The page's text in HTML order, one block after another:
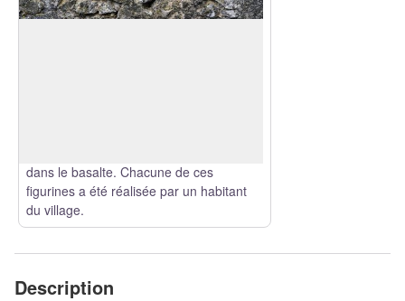
dans le basalte. Chacune de ces
figurines a été réalisée par un habitant
du village.
Description